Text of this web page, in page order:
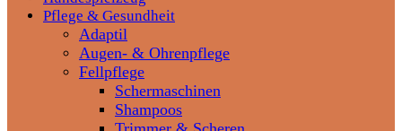
Pflege & Gesundheit
Adaptil
Augen- & Ohrenpflege
Fellpflege
Schermaschinen
Shampoos